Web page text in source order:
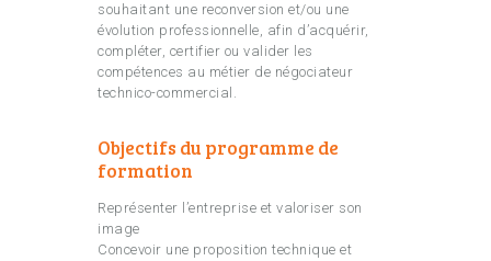
souhaitant une reconversion et/ou une
évolution professionnelle, afin d’acquérir,
compléter, certifier ou valider les
compétences au métier de négociateur
technico-commercial.
Objectifs du programme de
formation
Représenter l’entreprise et valoriser son
image
Concevoir une proposition technique et